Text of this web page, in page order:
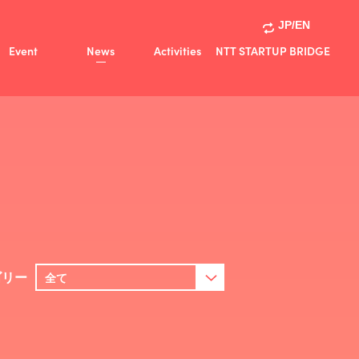
JP/EN
Event News
Activities
NTT STARTUP BRIDGE
ー 全て